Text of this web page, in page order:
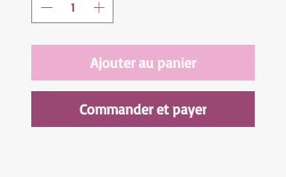
Ajouter au panier
Commander et payer